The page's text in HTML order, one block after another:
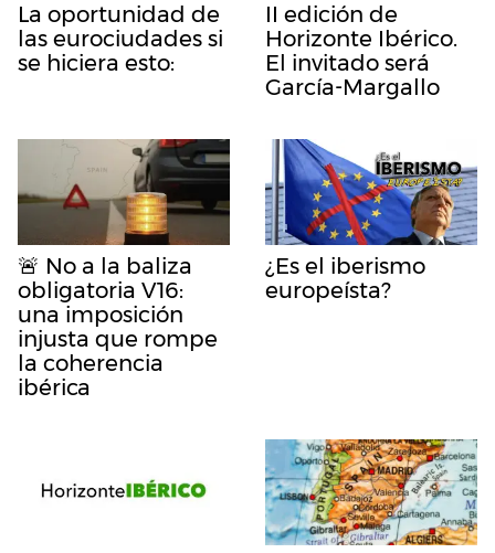
La oportunidad de
las eurociudades si
se hiciera esto:
II edición de
Horizonte Ibérico.
El invitado será
García-Margallo
🚨 No a la baliza
obligatoria V16:
una imposición
injusta que rompe
la coherencia
ibérica
¿Es el iberismo
europeísta?